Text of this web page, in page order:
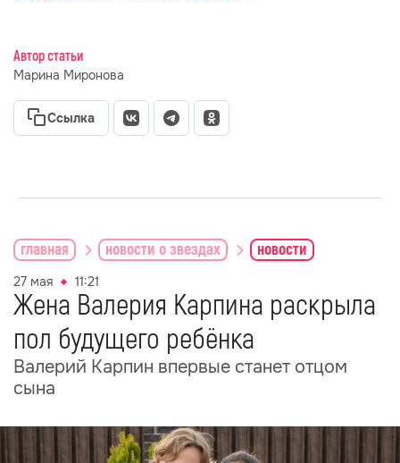
Автор статьи
Марина Миронова
Ссылка
главная новости о звездах новости
27 мая 11:21
Жена Валерия Карпина раскрыла
пол будущего ребёнка
Валерий Карпин впервые станет отцом
сына